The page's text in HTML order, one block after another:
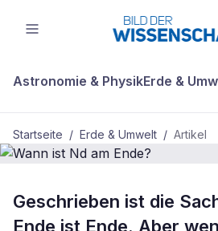
Astronomie & PhysikErde &
Startseite / Erde & Umwelt / Artikel
BDW PlusERDE & UMWELT
Wann ist Nd am
Geschrieben ist die
Ende ist Ende. Aber